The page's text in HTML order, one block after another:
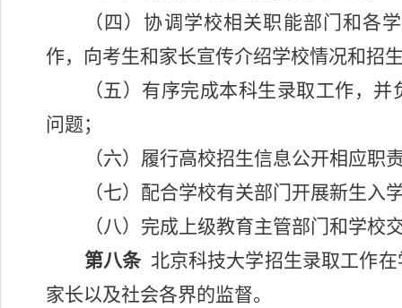
（四）协调学校相关职能部门和各
作，向考生和家长宣传介绍学校情况和招
（五）有序完成本科生录取工作，
问题；
（六）履行高校招生信息公开相应职
（七）配合学校有关部门开展新生入
（八）完成上级教育主管部门和学校
第八条 北京科技大学招生录取工作
家长以及社会各界的监督。